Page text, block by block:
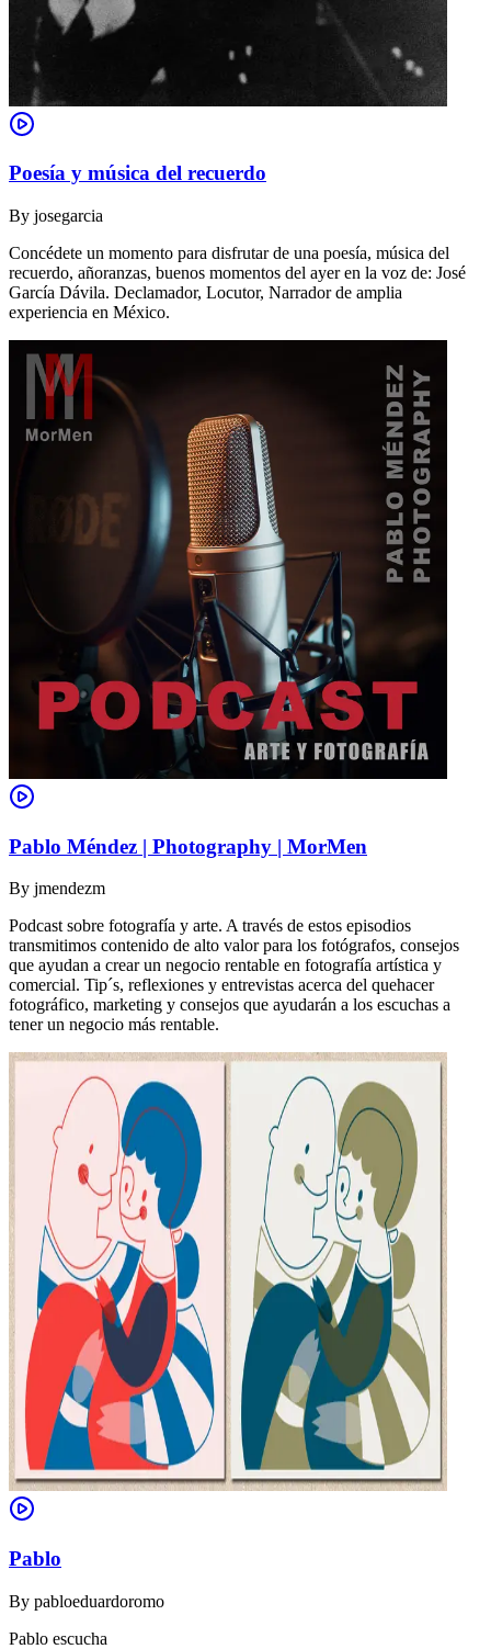
Poesía y música del recuerdo
By josegarcia
Concédete un momento para disfrutar de una poesía, música del
recuerdo, añoranzas, buenos momentos del ayer en la voz de: José
García Dávila. Declamador, Locutor, Narrador de amplia
experiencia en México.
Pablo Méndez | Photography | MorMen
By jmendezm
Podcast sobre fotografía y arte. A través de estos episodios
transmitimos contenido de alto valor para los fotógrafos, consejos
que ayudan a crear un negocio rentable en fotografía artística y
comercial. Tip´s, reflexiones y entrevistas acerca del quehacer
fotográfico, marketing y consejos que ayudarán a los escuchas a
tener un negocio más rentable.
Pablo
By pabloeduardoromo
Pablo escucha